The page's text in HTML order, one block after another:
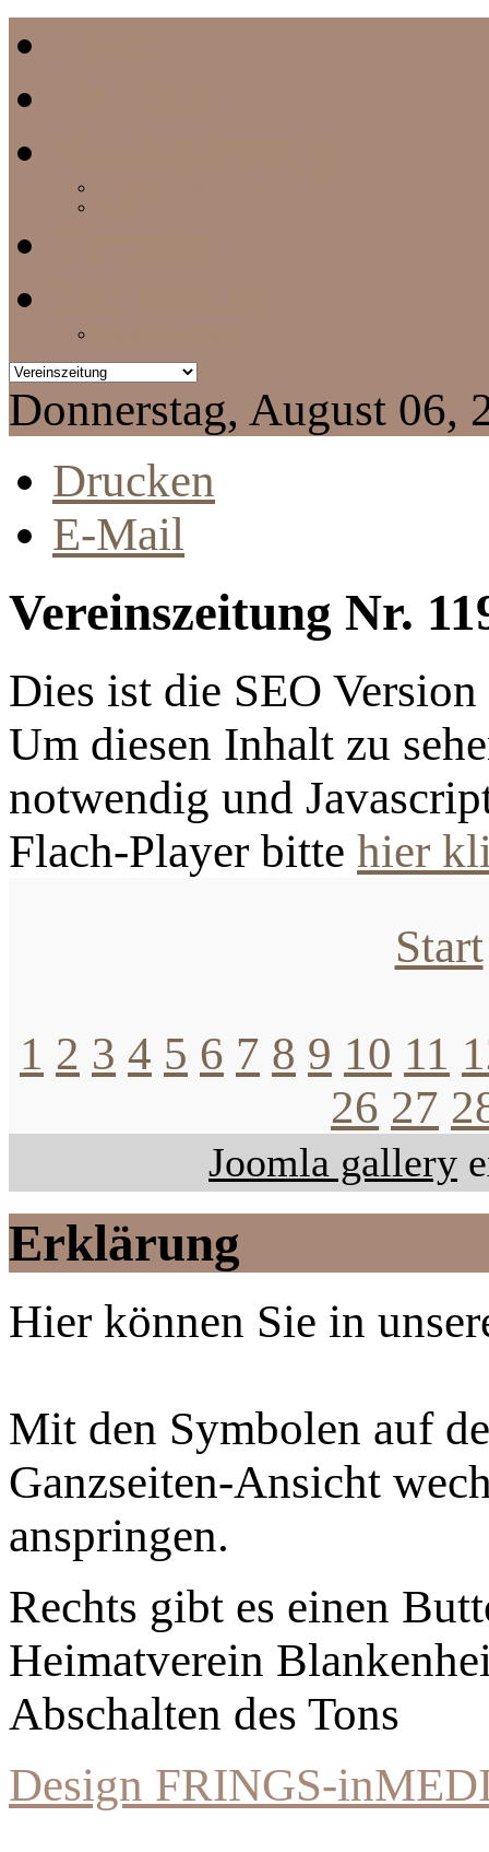
Donnerstag, August 06,
Drucken
E-Mail
Vereinszeitung Nr.
Dies ist die SEO
Um diesen Inhalt zu
notwendig und
Flach-Player bitte hier
Start
1 2 3 4 5 6 7 8 9 10 11
26 27
Joomla gallery
Erklärung
Hier können Sie in
Mit den Symbolen auf
Ganzseiten-Ansicht
anspringen.
Rechts gibt es einen
Heimatverein
Abschalten des Tons
Design FRINGS-